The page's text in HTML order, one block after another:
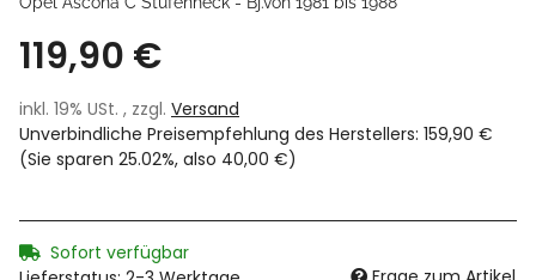
119,90 €
inkl. 19% USt. , zzgl. Versand
Unverbindliche Preisempfehlung des Herstellers: 159,90 €
(Sie sparen 25.02%, also 40,00 €)
Sofort verfügbar